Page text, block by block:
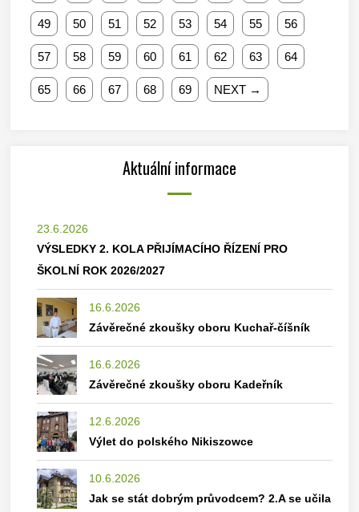
49 50 51 52 53 54 55 56
57 58 59 60 61 62 63 64
65 66 67 68 69 NEXT →
Aktuální informace
23.6.2026
VÝSLEDKY 2. KOLA PŘIJÍMACÍHO ŘÍZENÍ PRO
ŠKOLNÍ ROK 2026/2027
16.6.2026
Závěrečné zkoušky oboru Kuchař-číšník
16.6.2026
Závěrečné zkoušky oboru Kadeřník
12.6.2026
Výlet do polského Nikiszowce
10.6.2026
Jak se stát dobrým průvodcem? 2.A se učila